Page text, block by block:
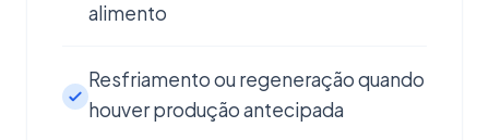
alimento
Resfriamento ou regeneração quando
houver produção antecipada